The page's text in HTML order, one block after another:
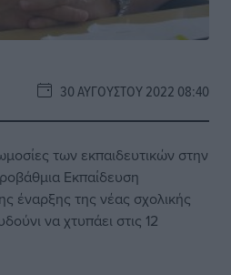
30 ΑΥΓΟΎΣΤΟΥ 2022 08:40
των εκπαιδευτικών στην
Εκπαίδευση
έναρξης της νέας σχολικής
να χτυπάει στις 12